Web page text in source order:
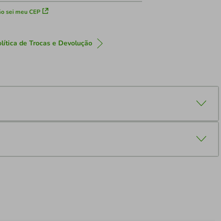
sei meu CEP
de Trocas e Devolução